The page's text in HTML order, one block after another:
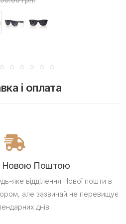
і оплата
Новою Поштою
яке відділення Нової пошти в
але зазвичай не перевищує
днів.